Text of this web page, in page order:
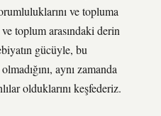
ve topluma
toplum arasındaki derin
gücüyle, bu
aynı zamanda
olduklarını keşfederiz.